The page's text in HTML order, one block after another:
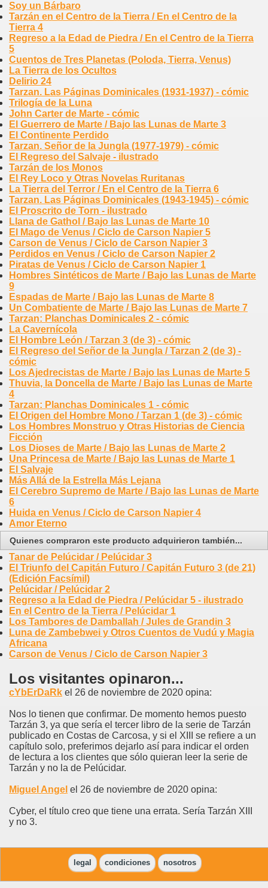
Soy un Bárbaro
Tarzán en el Centro de la Tierra / En el Centro de la
Tierra 4
Regreso a la Edad de Piedra / En el Centro de la Tierra
5
Cuentos de Tres Planetas (Poloda, Tierra, Venus)
La Tierra de los Ocultos
Delirio 24
Tarzan. Las Páginas Dominicales (1931-1937) - cómic
Trilogía de la Luna
John Carter de Marte - cómic
El Guerrero de Marte / Bajo las Lunas de Marte 3
El Continente Perdido
Tarzan. Señor de la Jungla (1977-1979) - cómic
El Regreso del Salvaje - ilustrado
Tarzán de los Monos
El Rey Loco y Otras Novelas Ruritanas
La Tierra del Terror / En el Centro de la Tierra 6
Tarzan. Las Páginas Dominicales (1943-1945) - cómic
El Proscrito de Torn - ilustrado
Llana de Gathol / Bajo las Lunas de Marte 10
El Mago de Venus / Ciclo de Carson Napier 5
Carson de Venus / Ciclo de Carson Napier 3
Perdidos en Venus / Ciclo de Carson Napier 2
Piratas de Venus / Ciclo de Carson Napier 1
Hombres Sintéticos de Marte / Bajo las Lunas de Marte
9
Espadas de Marte / Bajo las Lunas de Marte 8
Un Combatiente de Marte / Bajo las Lunas de Marte 7
Tarzan: Planchas Dominicales 2 - cómic
La Cavernícola
El Hombre León / Tarzan 3 (de 3) - cómic
El Regreso del Señor de la Jungla / Tarzan 2 (de 3) -
cómic
Los Ajedrecistas de Marte / Bajo las Lunas de Marte 5
Thuvia, la Doncella de Marte / Bajo las Lunas de Marte
4
Tarzan: Planchas Dominicales 1 - cómic
El Origen del Hombre Mono / Tarzan 1 (de 3) - cómic
Los Hombres Monstruo y Otras Historias de Ciencia
Ficción
Los Dioses de Marte / Bajo las Lunas de Marte 2
Una Princesa de Marte / Bajo las Lunas de Marte 1
El Salvaje
Más Allá de la Estrella Más Lejana
El Cerebro Supremo de Marte / Bajo las Lunas de Marte
6
Huida en Venus / Ciclo de Carson Napier 4
Amor Eterno
Quienes compraron este producto adquirieron también...
Tanar de Pelúcidar / Pelúcidar 3
El Triunfo del Capitán Futuro / Capitán Futuro 3 (de 21)
(Edición Facsímil)
Pelúcidar / Pelúcidar 2
Regreso a la Edad de Piedra / Pelúcidar 5 - ilustrado
En el Centro de la Tierra / Pelúcidar 1
Los Tambores de Damballah / Jules de Grandin 3
Luna de Zambebwei y Otros Cuentos de Vudú y Magia
Africana
Carson de Venus / Ciclo de Carson Napier 3
Los visitantes opinaron...
cYbErDaRk el 26 de noviembre de 2020 opina:
Nos lo tienen que confirmar. De momento hemos puesto
Tarzán 3, ya que sería el tercer libro de la serie de Tarzán
publicado en Costas de Carcosa, y si el XIII se refiere a un
capítulo solo, preferimos dejarlo así para indicar el orden
de lectura a los clientes que sólo quieran leer la serie de
Tarzán y no la de Pelúcidar.
Miguel Angel el 26 de noviembre de 2020 opina:
Cyber, el título creo que tiene una errata. Sería Tarzán XIII
y no 3.
legal condiciones nosotros